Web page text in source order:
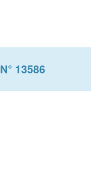
N° 13586